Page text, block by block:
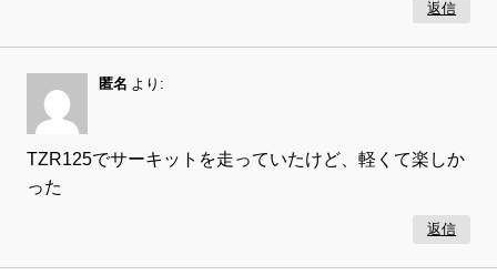
返信
匿名 より:
TZR125でサーキットを走っていたけど、軽くて楽しか
った
返信